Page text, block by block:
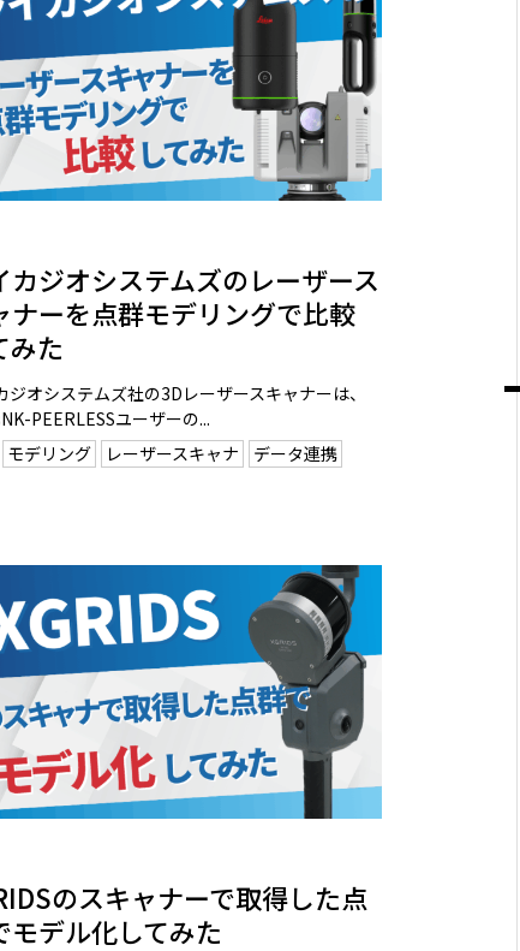
カジオシステムズのレーザース
ナーを点群モデリングで比較
みた
ジオシステムズ社の3Dレーザースキャナーは、
PEERLESSユーザーの...
モデリング レーザースキャナ データ連携
のスキャナーで取得した点
モデル化してみた